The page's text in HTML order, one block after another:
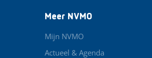
Meer NVMO
Mijn NVMO
Actueel & Agenda